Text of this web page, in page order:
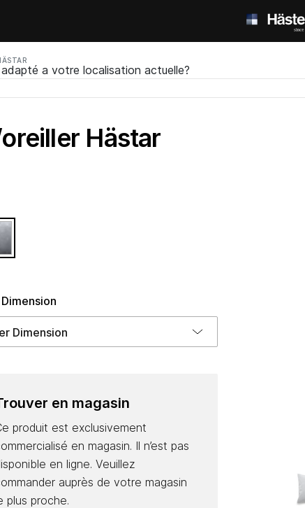
a votre localisation actuelle?
Hästar
en magasin
produit est exclusivement
en magasin. Il n’est pas
en ligne. Veuillez
auprès de votre magasin
plus proche.